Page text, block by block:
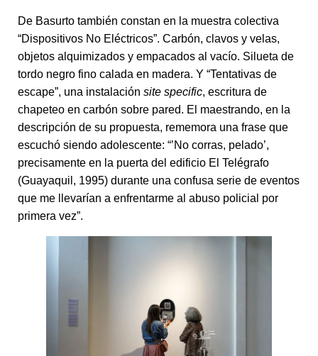
De Basurto también constan en la muestra colectiva
“Dispositivos No Eléctricos”. Carbón, clavos y velas,
objetos alquimizados y empacados al vacío. Silueta de
tordo negro fino calada en madera. Y “Tentativas de
escape”, una instalación site specific, escritura de
chapeteo en carbón sobre pared. El maestrando, en la
descripción de su propuesta, rememora una frase que
escuchó siendo adolescente: “’No corras, pelado’,
precisamente en la puerta del edificio El Telégrafo
(Guayaquil, 1995) durante una confusa serie de eventos
que me llevarían a enfrentarme al abuso policial por
primera vez”.